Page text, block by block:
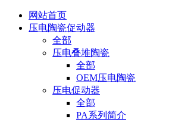
网站首页
压电陶瓷促动器
全部
压电叠堆陶瓷
全部
OEM压电陶瓷
压电促动器
全部
PA系列简介